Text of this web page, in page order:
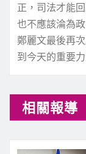
正，司法才能
也不應該淪為
鄭麗文最後再
到今天的重要
相關報導